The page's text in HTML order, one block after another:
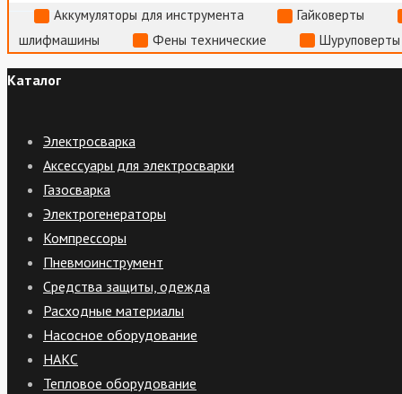
Аккумуляторы для инструмента
Гайковерты
шлифмашины
Фены технические
Каталог
Электросварка
Аксессуары для электросварки
Газосварка
Электрогенераторы
Компрессоры
Пневмоинструмент
Средства защиты, одежда
Расходные материалы
Насосное оборудование
НАКС
Тепловое оборудование